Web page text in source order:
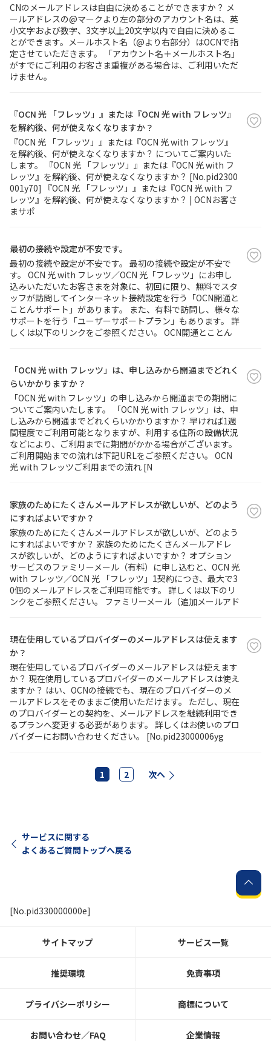
CNのメールアドレスは自由に決めることができますか？ メ
ールアドレスの@マークより左の部分のアカウント名は、英
小文字および数字、3文字以上20文字以内で自由に決めるこ
とができます。メールホスト名（@より右部分）はOCNで指
定させていただきます。 「アカウント名＋メールホスト名」
がすでにご利用のお客さま重複がある場合は、ご利用いただ
けません。
『OCN 光 「フレッツ」』または『OCN 光 with フレッツ』
を解約後、何が使えなくなりますか？
『OCN 光 「フレッツ」』または『OCN 光 with フレッツ』
を解約後、何が使えなくなりますか？ についてご案内いた
します。 『OCN 光 「フレッツ」』または『OCN 光 with フ
レッツ』を解約後、何が使えなくなりますか？ [No.pid2300
001y70] 『OCN 光 「フレッツ」』または『OCN 光 with フ
レッツ』を解約後、何が使えなくなりますか？ | OCNお客さ
まサポ
最初の接続や設定が不安です。
最初の接続や設定が不安です。 最初の接続や設定が不安で
す。 OCN 光 with フレッツ／OCN 光「フレッツ」にお申し
込みいただいたお客さまを対象に、初回に限り、無料でスタ
ッフが訪問してインターネット接続設定を行う「OCN開通と
ことんサポート」があります。 また、有料で訪問し、様々な
サポートを行う「ユーザーサポートプラン」もあります。 詳
しくは以下のリンクをご参照ください。 OCN開通とことん
「OCN 光 with フレッツ」は、申し込みから開通までどれく
らいかかりますか？
「OCN 光 with フレッツ」の申し込みから開通までの期間に
ついてご案内いたします。 「OCN 光 with フレッツ」は、申
し込みから開通までどれくらいかかりますか？ 早ければ1週
間程度でご利用可能となりますが、利用する住所の設備状況
などにより、ご利用までに期間がかかる場合がございます。
ご利用開始までの流れは下記URLをご参照ください。 OCN
光 with フレッツご利用までの流れ [N
家族のためにたくさんメールアドレスが欲しいが、どのよう
にすればよいですか？
家族のためにたくさんメールアドレスが欲しいが、どのよう
にすればよいですか？ 家族のためにたくさんメールアドレ
スが欲しいが、どのようにすればよいですか？ オプション
サービスのファミリーメール（有料）に申し込むと、OCN 光
with フレッツ／OCN 光 「フレッツ」1契約につき、最大で3
0個のメールアドレスをご利用可能です。 詳しくは以下のリ
ンクをご参照ください。 ファミリーメール（追加メールアド
現在使用しているプロバイダーのメールアドレスは使えます
か？
現在使用しているプロバイダーのメールアドレスは使えます
か？ 現在使用しているプロバイダーのメールアドレスは使え
ますか？ はい、OCNの接続でも、現在のプロバイダーのメ
ールアドレスをそのままご使用いただけます。 ただし、現在
のプロバイダーとの契約を、メールアドレスを継続利用でき
るプランへ変更する必要があります。 詳しくはお使いのプロ
バイダーにお問い合わせください。 [No.pid23000006yg
1 2 次へ
サービスに関する
よくあるご質問トップへ戻る
[No.pid330000000e]
サイトマップ サービス一覧
推奨環境 免責事項
プライバシーポリシー 商標について
お問い合わせ／FAQ 企業情報